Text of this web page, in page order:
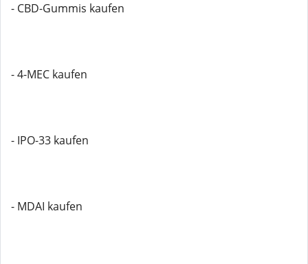
- CBD-Gummis kaufen
- 4-MEC kaufen
- IPO-33 kaufen
- MDAI kaufen